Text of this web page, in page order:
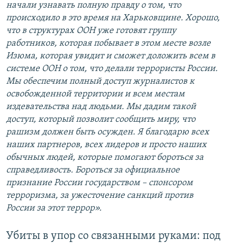
начали узнавать полную правду о том, что
происходило в это время на Харьковщине. Хорошо,
что в структурах ООН уже готовят группу
работников, которая побывает в этом месте возле
Изюма, которая увидит и сможет доложить всем в
системе ООН о том, что делали террористы России.
Мы обеспечим полный доступ журналистов к
освобожденной территории и всем местам
издевательства над людьми. Мы дадим такой
доступ, который позволит сообщить миру, что
рашизм должен быть осужден. Я благодарю всех
наших партнеров, всех лидеров и просто наших
обычных людей, которые помогают бороться за
справедливость. Бороться за официальное
признание России государством – спонсором
терроризма, за ужесточение санкций против
России за этот террор».
Убиты в упор со связанными руками: под